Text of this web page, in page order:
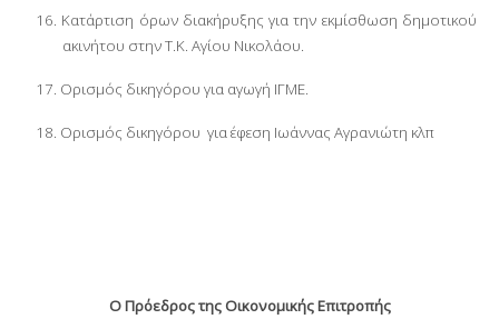
16. Κατάρτιση όρων διακήρυξης για την εκμίσθωση δημοτικού
ακινήτου στην Τ.Κ. Αγίου Νικολάου.
17. Ορισμός δικηγόρου για αγωγή ΙΓΜΕ.
18. Ορισμός δικηγόρου για έφεση Ιωάννας Αγρανιώτη κλπ
Ο Πρόεδρος της Οικονομικής Επιτροπής